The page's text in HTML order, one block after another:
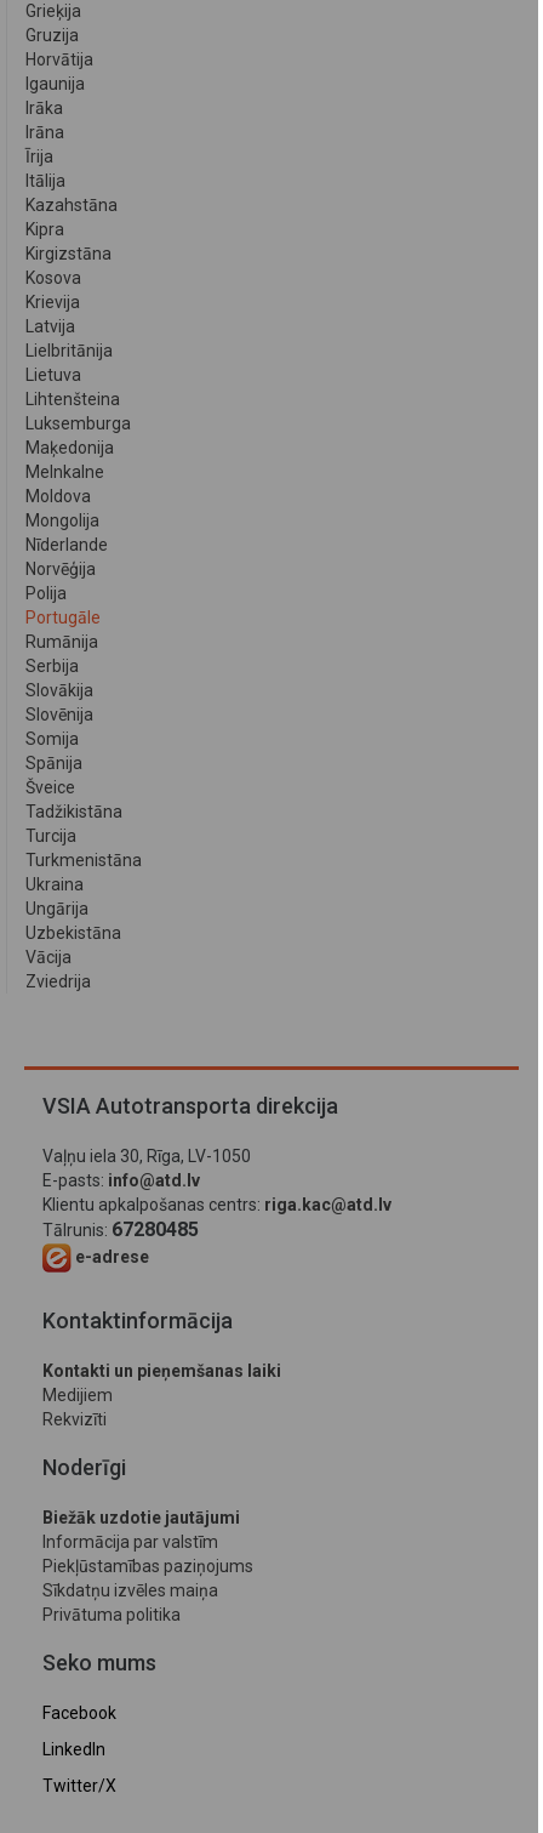
Grieķija
Gruzija
Horvātija
Igaunija
Irāka
Irāna
Īrija
Itālija
Kazahstāna
Kipra
Kirgizstāna
Kosova
Krievija
Latvija
Lielbritānija
Lietuva
Lihtenšteina
Luksemburga
Maķedonija
Melnkalne
Moldova
Mongolija
Nīderlande
Norvēģija
Polija
Portugāle
Rumānija
Serbija
Slovākija
Slovēnija
Somija
Spānija
Šveice
Tadžikistāna
Turcija
Turkmenistāna
Ukraina
Ungārija
Uzbekistāna
Vācija
Zviedrija
VSIA Autotransporta direkcija
Vaļņu iela 30, Rīga, LV-1050
E-pasts: info@atd.lv
Klientu apkalpošanas centrs: riga.kac@atd.lv
Tālrunis: 67280485
e-adrese
Kontaktinformācija
Kontakti un pieņemšanas laiki
Medijiem
Rekvizīti
Noderīgi
Biežāk uzdotie jautājumi
Informācija par valstīm
Piekļūstamības paziņojums
Sīkdatņu izvēles maiņa
Privātuma politika
Seko mums
Facebook
LinkedIn
Twitter/X